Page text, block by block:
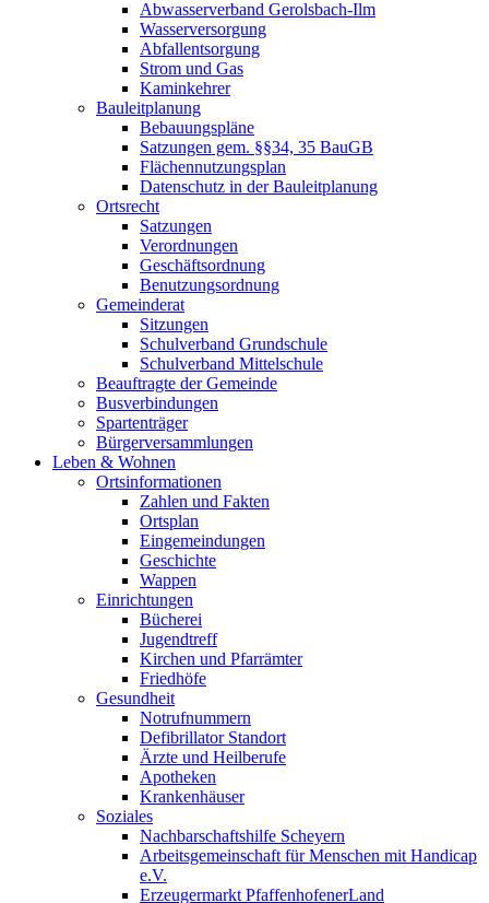
Abwasserverband Gerolsbach-Ilm
Wasserversorgung
Abfallentsorgung
Strom und Gas
Kaminkehrer
Bauleitplanung
Bebauungspläne
Satzungen gem. §§34, 35 BauGB
Flächennutzungsplan
Datenschutz in der Bauleitplanung
Ortsrecht
Satzungen
Verordnungen
Geschäftsordnung
Benutzungsordnung
Gemeinderat
Sitzungen
Schulverband Grundschule
Schulverband Mittelschule
Beauftragte der Gemeinde
Busverbindungen
Spartenträger
Bürgerversammlungen
Leben & Wohnen
Ortsinformationen
Zahlen und Fakten
Ortsplan
Eingemeindungen
Geschichte
Wappen
Einrichtungen
Bücherei
Jugendtreff
Kirchen und Pfarrämter
Friedhöfe
Gesundheit
Notrufnummern
Defibrillator Standort
Ärzte und Heilberufe
Apotheken
Krankenhäuser
Soziales
Nachbarschaftshilfe Scheyern
Arbeitsgemeinschaft für Menschen mit Handicap
e.V.
Erzeugermarkt PfaffenhofenerLand